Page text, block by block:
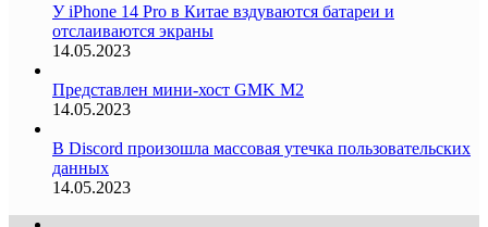
У iPhone 14 Pro в Китае вздуваются батареи и
отслаиваются экраны
14.05.2023
Представлен мини-хост GMK M2
14.05.2023
В Discord произошла массовая утечка пользовательских
данных
14.05.2023